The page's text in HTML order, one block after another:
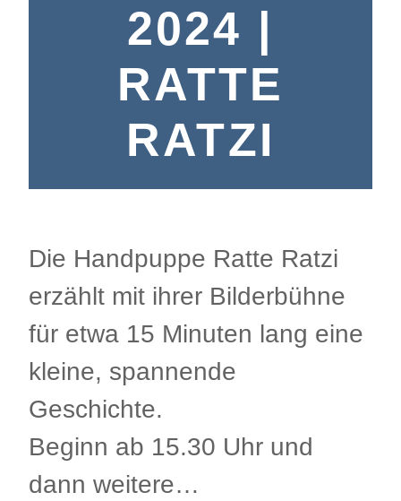
2024 |
RATTE
RATZI
Die Handpuppe Ratte Ratzi
erzählt mit ihrer Bilderbühne
für etwa 15 Minuten lang eine
kleine, spannende
Geschichte.
Beginn ab 15.30 Uhr und
dann weitere…